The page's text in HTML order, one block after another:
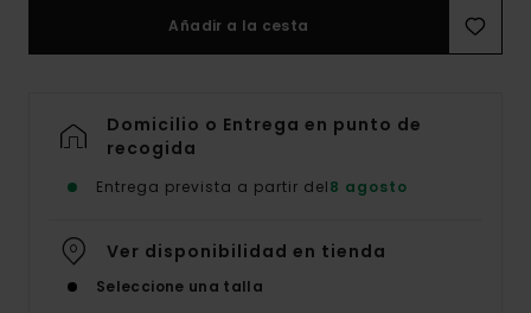
Añadir a la cesta
Domicilio o Entrega en punto de
recogida
Entrega prevista a partir del8 agosto
Ver disponibilidad en tienda
Seleccione una talla